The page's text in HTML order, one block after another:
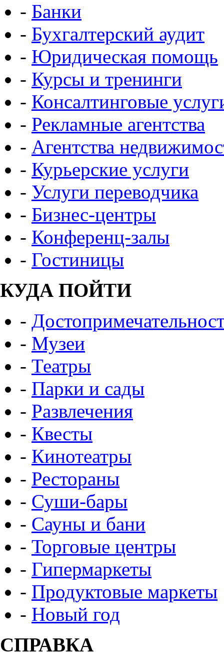
- Банки
- Бухгалтерский аудит
- Юридическая помощь
- Курсы и тренинги
- Консалтинговые
- Рекламные агентства
- Агентства
- Курьерские услуги
- Услуги переводчика
- Бизнес-центры
- Конференц-залы
- Гостиницы
КУДА ПОЙТИ
-
- Музеи
- Театры
- Парки и сады
- Развлечения
- Квесты
- Кинотеатры
- Рестораны
- Суши-бары
- Сауны и бани
- Торговые центры
- Гипермаркеты
- Продуктовые маркеты
- Новый год
СПРАВКА